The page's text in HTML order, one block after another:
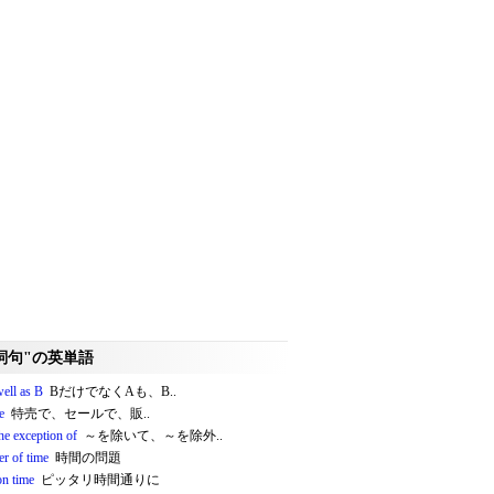
句"の英単語
as B BだけでなくAも、B..
特売で、セールで、販..
exception of ～を除いて、～を除外..
of time 時間の問題
time ピッタリ時間通りに